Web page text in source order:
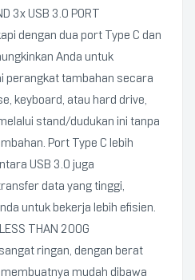
3x USB 3.0 PORT
dengan dua port Type C dan
Anda untuk
perangkat tambahan secara
keyboard, atau hard drive,
stand/dudukan ini tanpa
Port Type C lebih
USB 3.0 juga
data yang tinggi,
untuk bekerja lebih efisien.
THAN 200G
ringan, dengan berat
mudah dibawa